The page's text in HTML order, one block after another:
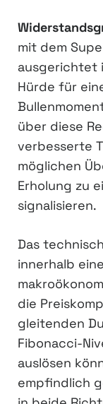
mit dem
ausgerichtet
Hürde für
über diese
verbesserte
möglichen
Erholung zu
signalisieren.
Das
innerhalb
die
gleitenden
Fibonacci-
auslösen
empfindlich